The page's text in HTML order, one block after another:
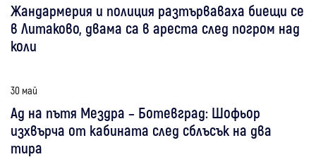
Жандармерия и полиция разтърваваха биещи се
в Литаково, двама са в ареста след погром над
коли
30 май
Ад на пътя Мездра – Ботевград: Шофьор
изхвърча от кабината след сблъсък на два
тира